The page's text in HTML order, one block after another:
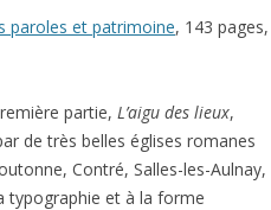
paroles et patrimoine, 143 pages,
partie, L’aigu des lieux,
de très belles églises romanes
Contré, Salles-les-Aulnay,
typographie et à la forme